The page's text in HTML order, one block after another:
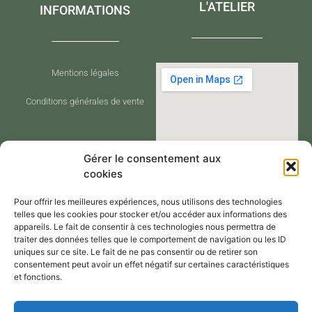
Gérer le consentement aux
cookies
Pour offrir les meilleures expériences, nous utilisons des technologies
telles que les cookies pour stocker et/ou accéder aux informations des
appareils. Le fait de consentir à ces technologies nous permettra de
traiter des données telles que le comportement de navigation ou les ID
uniques sur ce site. Le fait de ne pas consentir ou de retirer son
consentement peut avoir un effet négatif sur certaines caractéristiques
et fonctions.
INFORMATIONS
Mentions légales
Conditions générales de vente
L'ATELIER
CONTACT